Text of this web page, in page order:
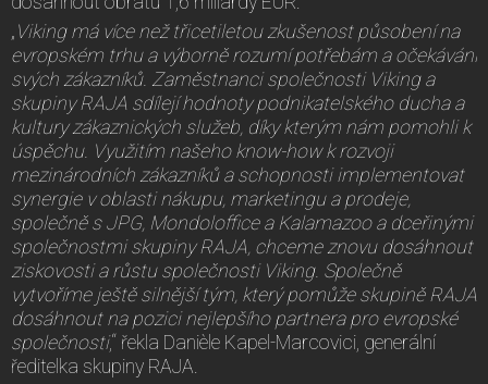
„ Viking má více než třicetiletou zkušenost působení na
evropském trhu a výborně rozumí potřebám a očekávání
svých zákazníků. Zaměstnanci společnosti Viking a
skupiny RAJA sdílejí hodnoty podnikatelského ducha a
kultury zákaznických služeb, díky kterým nám pomohli k
úspěchu. Využitím našeho know-how k rozvoji
mezinárodních zákazníků a schopnosti implementovat
synergie v oblasti nákupu, marketingu a prodeje,
společně s JPG, Mondoloffice a Kalamazoo a dceřinými
společnostmi skupiny RAJA, chceme znovu dosáhnout
ziskovosti a růstu společnosti Viking. Společně
vytvoříme ještě silnější tým, který pomůže skupině RAJA
dosáhnout na pozici nejlepšího partnera pro evropské
společnosti,“ řekla Danièle Kapel-Marcovici, generální
ředitelka skupiny RAJA.